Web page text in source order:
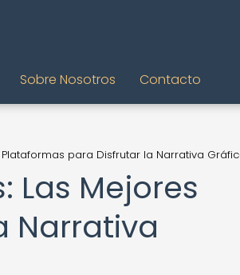
Sobre Nosotros Contacto
para Disfrutar la Narrativa
Las Mejores
Narrativa